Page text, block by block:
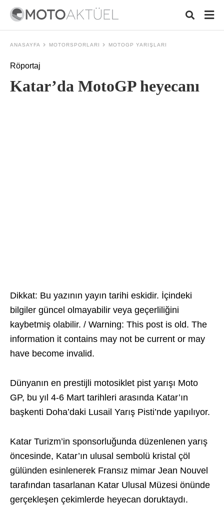
ANASAYFA MOTORSPORLARI MOTOGP YARIŞLARI
Röportaj
Katar’da MotoGP heyecanı
Dikkat: Bu yazının yayın tarihi eskidir. İçindeki
bilgiler güncel olmayabilir veya geçerliliğini
kaybetmiş olabilir. / Warning: This post is old. The
information it contains may not be current or may
have become invalid.
Dünyanın en prestijli motosiklet pist yarışı Moto
GP, bu yıl 4-6 Mart tarihleri arasında Katar’ın
başkenti Doha’daki Lusail Yarış Pisti’nde yapılıyor.
Katar Turizm’in sponsorluğunda düzenlenen yarış
öncesinde, Katar’ın ulusal sembolü kristal çöl
gülünden esinlenerek Fransız mimar Jean Nouvel
tarafından tasarlanan Katar Ulusal Müzesi önünde
gerçekleşen çekimlerde heyecan doruktaydı.